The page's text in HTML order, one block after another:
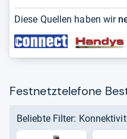
Diese Quellen haben wir
Festnetztelefone
Beliebte Filter: